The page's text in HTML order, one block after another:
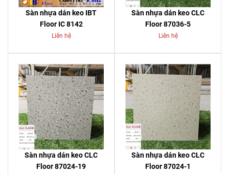
Sàn nhựa dán keo IBT
Floor IC 8142
Liên hệ
Sàn nhựa dán keo CLC
Floor 87036-5
Liên hệ
Sàn nhựa dán keo CLC
Floor 87024-19
Sàn nhựa dán keo CLC
Floor 87024-1